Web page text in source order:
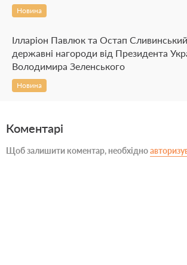
Новина
Ілларіон Павлюк та Остап
державні нагороди від Президента
Володимира Зеленського
Новина
Коментарі
Щоб залишити коментар, необхідно